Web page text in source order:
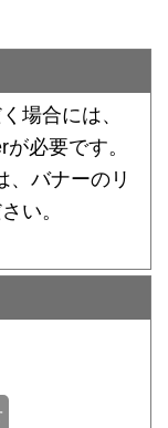
場合には、
必要です。
、バナーのリ
い。